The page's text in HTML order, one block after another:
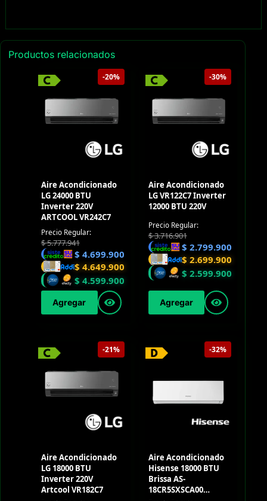
Productos relacionados
-20%
Aire Acondicionado
LG 24000 BTU
Inverter 220V
ARTCOOL VR242C7
Precio Regular:
$5.777.941
$ 4.699.900
$ 4.649.900
$ 4.599.900
Agregar
-30%
Aire Acondicionado
LG VR122C7 Inverter
12000 BTU 220V
Precio Regular:
$3.716.901
$ 2.799.900
$ 2.699.900
$ 2.599.900
Agregar
-21%
Aire Acondicionado
LG 18000 BTU
Inverter 220V
Artcool VR182C7
-32%
Aire Acondicionado
Hisense 18000 BTU
Brissa AS-
18CR5SXSCA00